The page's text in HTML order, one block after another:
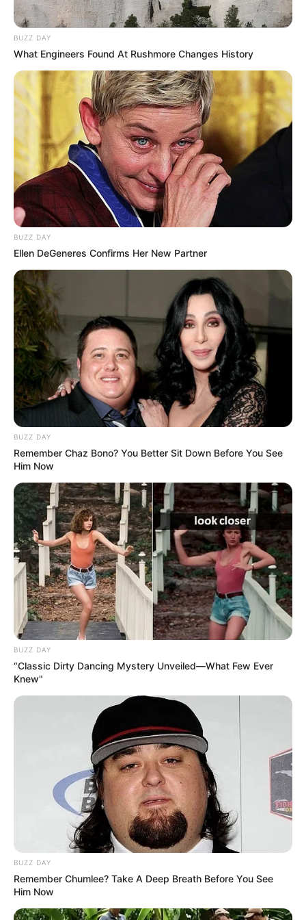
Bakıda 3 istiqamətdəTIXAC VAR
00:51 / 06 Avqust 2026
İndoneziya sahillərindəzəlzələ oldu
122
23:09 / 05 Avqust 2026 CƏMİYYƏT
Mal ətinin qiymətində dəyişiklik oldu -
VİDEO
142 0 0
22:24 / 05 Avqust 2026 CƏMİYYƏT
Daha üç küçədətəmir işlərinə başlanılır
0
BUZZ DAY
What Engineers Found At Rushmore Changes History
BUZZ DAY
Ellen DeGeneres Confirms Her New Partner
BUZZ DAY
Remember Chaz Bono? You Better Sit Down Before You See
Him Now
BUZZ DAY
“Classic Dirty Dancing Mystery Unveiled—What Few Ever
Knew"
BUZZ DAY
Remember Chumlee? Take A Deep Breath Before You See
Him Now